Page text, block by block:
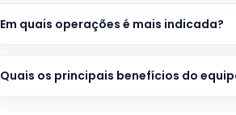
Em quais operações é mais indicada?
Quais os principais benefícios do